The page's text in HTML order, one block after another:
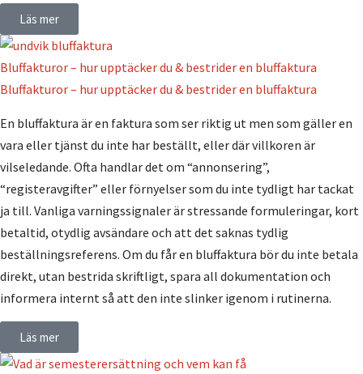
Läs mer
Bluffakturor – hur upptäcker du & bestrider en bluffaktura
Bluffakturor – hur upptäcker du & bestrider en bluffaktura
En bluffaktura är en faktura som ser riktig ut men som gäller en
vara eller tjänst du inte har beställt, eller där villkoren är
vilseledande. Ofta handlar det om “annonsering”,
“registeravgifter” eller förnyelser som du inte tydligt har tackat
ja till. Vanliga varningssignaler är stressande formuleringar, kort
betaltid, otydlig avsändare och att det saknas tydlig
beställningsreferens. Om du får en bluffaktura bör du inte betala
direkt, utan bestrida skriftligt, spara all dokumentation och
informera internt så att den inte slinker igenom i rutinerna.
Läs mer